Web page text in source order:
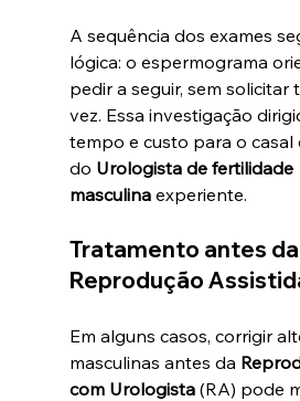
A sequência dos exames
lógica: o espermograma
pedir a seguir, sem solicitar
vez. Essa investigação
tempo e custo para o casal
do Urologista de fertilidade
masculina experiente.
Tratamento antes da
Reprodução
Em alguns casos, corrigir
masculinas antes da
com Urologista (RA) pode